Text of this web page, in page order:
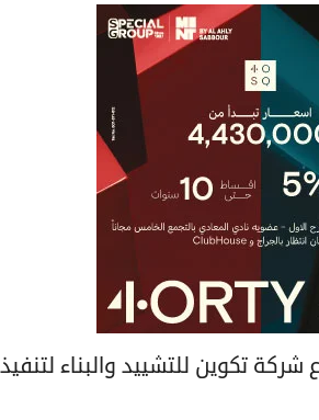
تكوين للتشييد والبناء